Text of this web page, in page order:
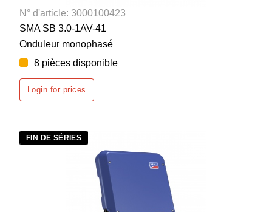
N° d'article: 3000100423
SMA SB 3.0-1AV-41
Onduleur monophasé
8 pièces disponible
Login for prices
FIN DE SÉRIES